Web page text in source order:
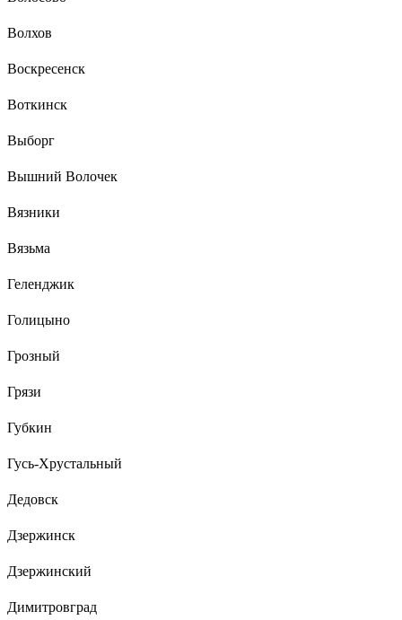
Волхов
Воскресенск
Воткинск
Выборг
Вышний Волочек
Вязники
Вязьма
Геленджик
Голицыно
Грозный
Грязи
Губкин
Гусь-Хрустальный
Дедовск
Дзержинск
Дзержинский
Димитровград